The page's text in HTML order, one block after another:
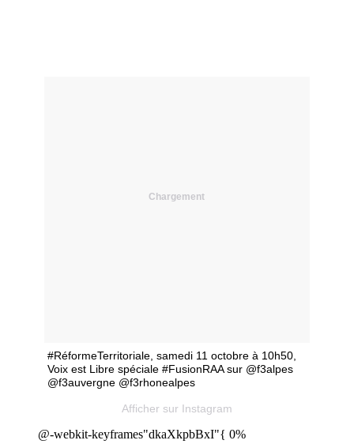
Chargement
#RéformeTerritoriale, samedi 11 octobre à 10h50,
Voix est Libre spéciale #FusionRAA sur @f3alpes
@f3auvergne @f3rhonealpes
Afficher sur Instagram
@-webkit-keyframes"dkaXkpbBxI"{ 0%